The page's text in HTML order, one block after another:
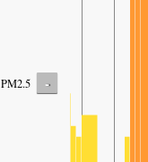
PM2.5 -